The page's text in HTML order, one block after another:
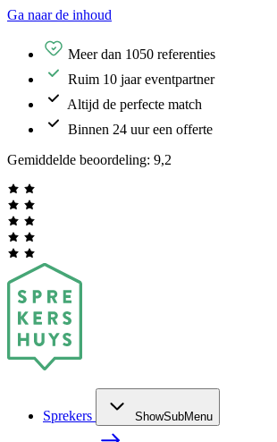
Ga naar de inhoud
Meer dan 1050 referenties
Ruim 10 jaar eventpartner
Altijd de perfecte match
Binnen 24 uur een offerte
Gemiddelde beoordeling: 9,2
Sprekers ShowSubMenu